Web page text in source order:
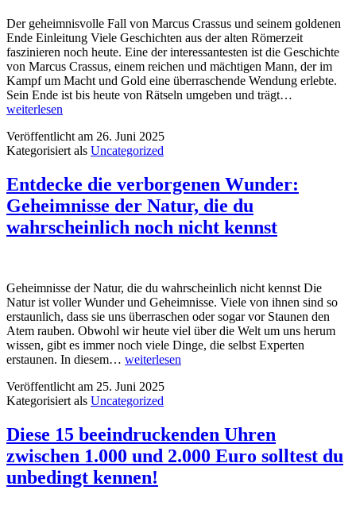
Der geheimnisvolle Fall von Marcus Crassus und seinem goldenen
Ende Einleitung Viele Geschichten aus der alten Römerzeit
faszinieren noch heute. Eine der interessantesten ist die Geschichte
von Marcus Crassus, einem reichen und mächtigen Mann, der im
Kampf um Macht und Gold eine überraschende Wendung erlebte.
Sein Ende ist bis heute von Rätseln umgeben und trägt…
Das
Goldene
weiterlesen
Veröffentlicht am 26. Juni 2025
Kategorisiert als Uncategorized
Entdecke die verborgenen Wunder:
Geheimnisse der Natur, die du
wahrscheinlich noch nicht kennst
Geheimnisse der Natur, die du wahrscheinlich nicht kennst Die
Natur ist voller Wunder und Geheimnisse. Viele von ihnen sind so
erstaunlich, dass sie uns überraschen oder sogar vor Staunen den
Atem rauben. Obwohl wir heute viel über die Welt um uns herum
wissen, gibt es immer noch viele Dinge, die selbst Experten
erstaunen. In diesem… Entdecke
verborgenen
Wunder:
der
Natur,
die
du
wahrscheinlich
weiterlesen
Veröffentlicht am 25. Juni 2025
Kategorisiert als Uncategorized
Diese 15 beeindruckenden Uhren
zwischen 1.000 und 2.000 Euro solltest du
unbedingt kennen!